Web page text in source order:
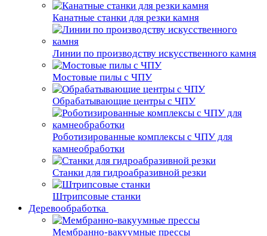
Канатные станки для резки камня
Линии по производству искусственного камня
Мостовые пилы с ЧПУ
Обрабатывающие центры с ЧПУ
Роботизированные комплексы с ЧПУ для
камнеобработки
Станки для гидроабразивной резки
Штрипсовые станки
Деревообработка
Мембранно-вакуумные прессы